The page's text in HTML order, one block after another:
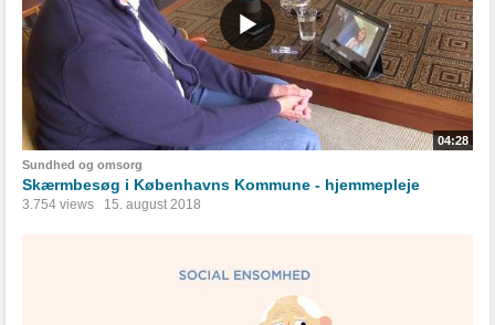
04:28
Sundhed og omsorg
Skærmbesøg i Københavns Kommune - hjemmepleje
3.754 views 15. august 2018